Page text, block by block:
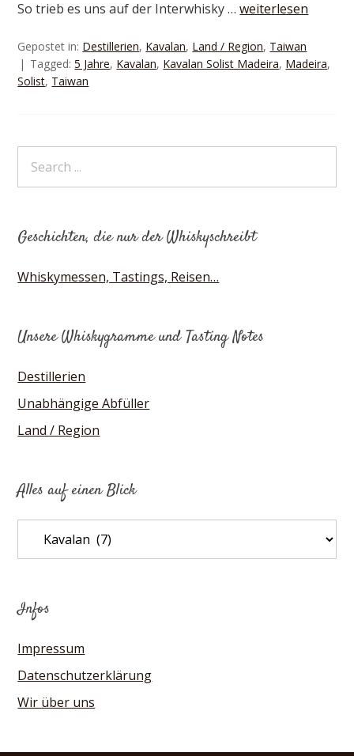
So trieb es uns auf der Interwhisky …weiterlesen
Gepostet in: Destillerien, Kavalan, Land / Region, Taiwan
Tagged:5 Jahre, Kavalan, Kavalan Solist Madeira, Madeira,
Solist, Taiwan
Geschichten, die nur der Whiskyschreibt
Whiskymessen, Tastings, Reisen…
Unsere Whiskygramme und Tasting Notes
Destillerien
Unabhängige Abfüller
Land / Region
Alles auf einen Blick
Infos
Impressum
Datenschutzerklärung
Wir über uns